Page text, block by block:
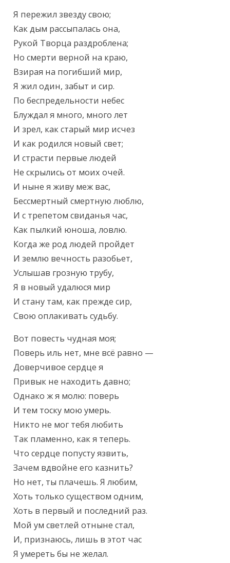
Я пережил звезду свою;
Как дым рассыпалась она,
Рукой Творца раздроблена;
Но смерти верной на краю,
Взирая на погибший мир,
Я жил один, забыт и сир.
По беспредельности небес
Блуждал я много, много лет
И зрел, как старый мир исчез
И как родился новый свет;
И страсти первые людей
Не скрылись от моих очей.
И ныне я живу меж вас,
Бессмертный смертную люблю,
И с трепетом свиданья час,
Как пылкий юноша, ловлю.
Когда же род людей пройдет
И землю вечность разобьет,
Услышав грозную трубу,
Я в новый удалюся мир
И стану там, как прежде сир,
Свою оплакивать судьбу.
Вот повесть чудная моя;
Поверь иль нет, мне всё равно —
Доверчивое сердце я
Привык не находить давно;
Однако ж я молю: поверь
И тем тоску мою умерь.
Никто не мог тебя любить
Так пламенно, как я теперь.
Что сердце попусту язвить,
Зачем вдвойне его казнить?
Но нет, ты плачешь. Я любим,
Хоть только существом одним,
Хоть в первый и последний раз.
Мой ум светлей отныне стал,
И, признаюсь, лишь в этот час
Я умереть бы не желал.